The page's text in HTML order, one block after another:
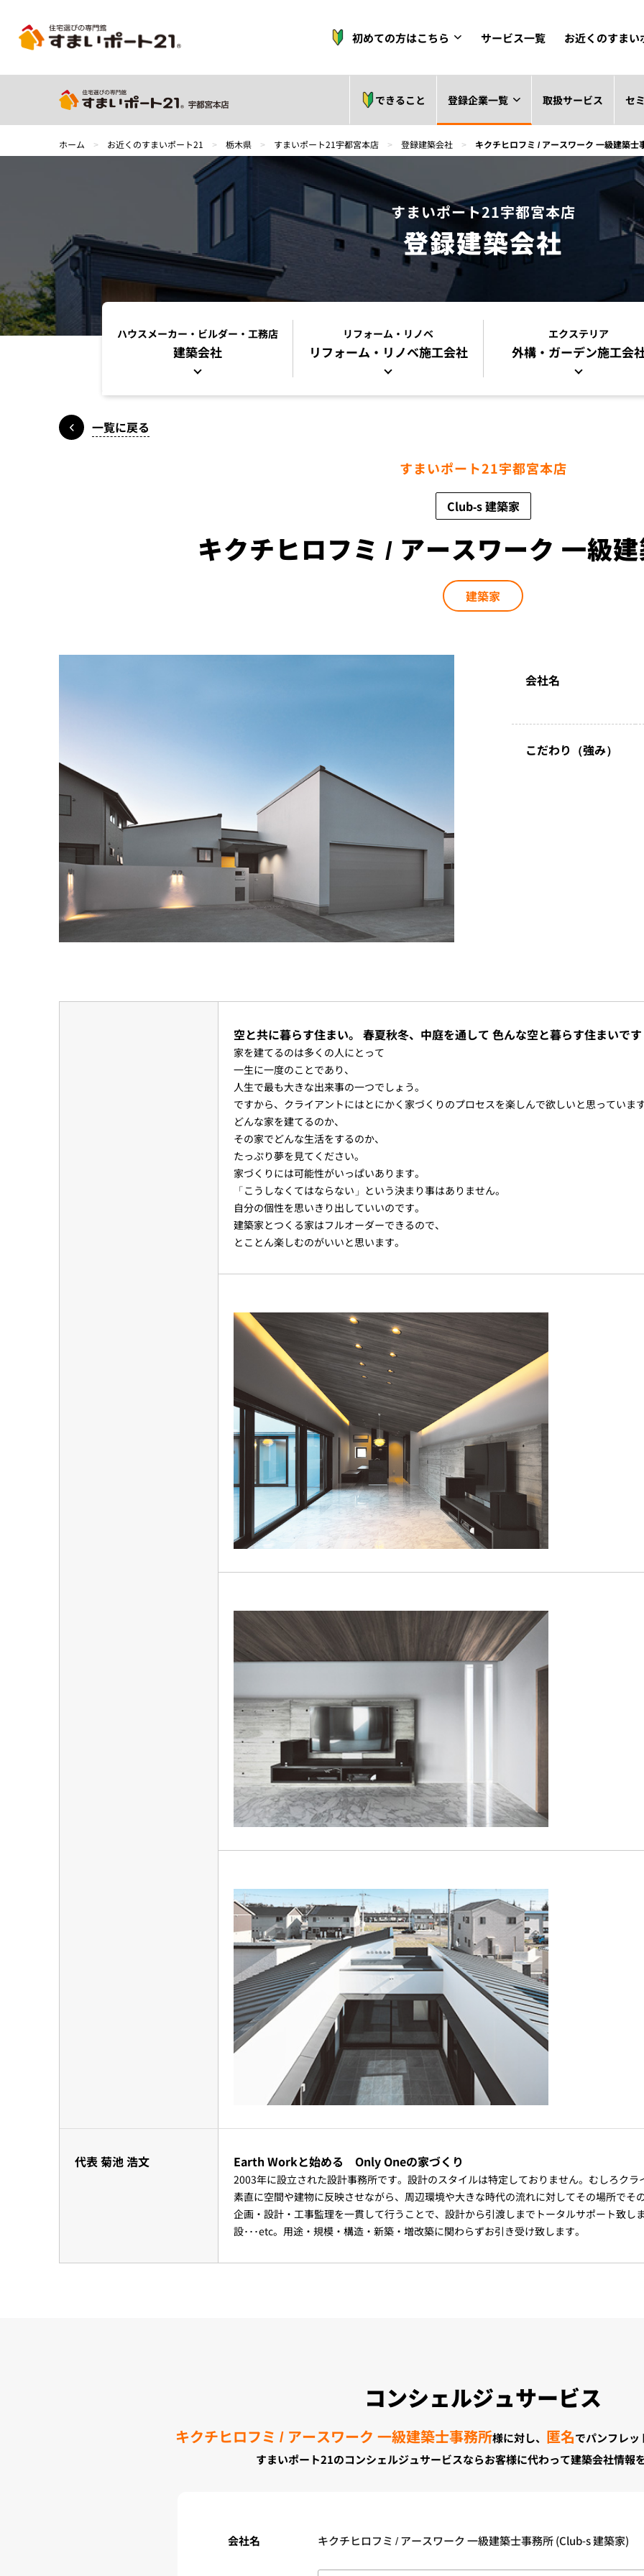
初めての方はこちら サービス一覧 お近くのすまい
できること 登録企業一覧 取扱サービス セ
ホーム > お近くのすまいポート21 > 栃木県 > すまいポート21宇都宮本店 > 登録建築会社 > キクチヒロフミ / アースワーク 一級建築士
すまいポート21宇都宮本店
登録建築会社
ハウスメーカー・ビルダー・工務店
建築会社
リフォーム・リノベ
リフォーム・リノベ施工会社
エクステリア
外構・ガーデン施工会
一覧に戻る
すまいポート21宇都宮本店
Club-s 建築家
キクチヒロフミ / アースワーク 一級
建築家
会社名
こだわり（強み）
空と共に暮らす住まい。 春夏秋冬、中庭を通して 色んな空と暮らす住まいです
家を建てるのは多くの人にとって
一生に一度のことであり、
人生で最も大きな出来事の一つでしょう。
ですから、クライアントにはとにかく家づくりのプロセスを楽しんで欲しいと思っていま
どんな家を建てるのか、
その家でどんな生活をするのか、
たっぷり夢を見てください。
家づくりには可能性がいっぱいあります。
「こうしなくてはならない」という決まり事はありません。
自分の個性を思いきり出していいのです。
建築家とつくる家はフルオーダーできるので、
とことん楽しむのがいいと思います。
代表 菊池 浩文 Earth Workと始める Only Oneの家づくり
2003年に設立された設計事務所です。設計のスタイルは特定しておりません。むしろク
素直に空間や建物に反映させながら、周辺環境や大きな時代の流れに対してその場所で
企画・設計・工事監理を一貫して行うことで、設計から引渡しまでトータルサポート致
設･･･etc。用途・規模・構造・新築・増改築に関わらずお引き受け致します。
コンシェルジュサービス
キクチヒロフミ / アースワーク 一級建築士事務所様に対し、 匿名でパンフレ
すまいポート21のコンシェルジュサービスならお客様に代わって建築会社情報
会社名